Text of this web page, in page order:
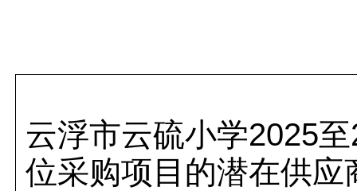
云浮市云硫小学2025
位采购项目的潜在供应